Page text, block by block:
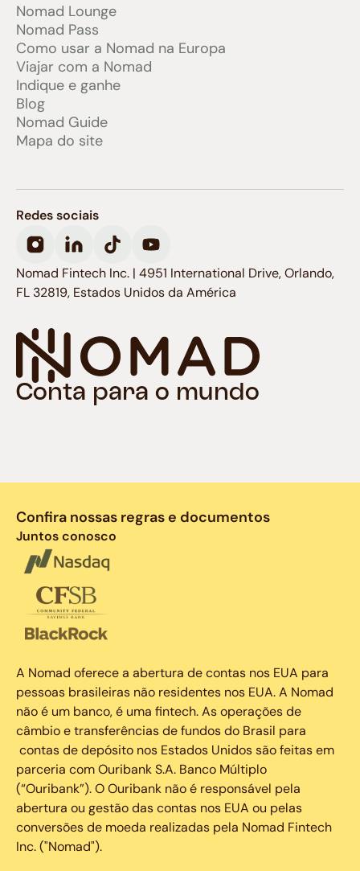
Nomad Lounge
Nomad Pass
Como usar a Nomad na Europa
Viajar com a Nomad
Indique e ganhe
Blog
Nomad Guide
Mapa do site
Conta para o mundo
Redes sociais
Nomad Fintech Inc. | 4951 International Drive, Orlando,
FL 32819, Estados Unidos da América
Confira nossas regras e documentos
Juntos conosco
A Nomad oferece a abertura de contas nos EUA para
pessoas brasileiras não residentes nos EUA. A Nomad
não é um banco, é uma fintech. As operações de
câmbio e transferências de fundos do Brasil para
contas de depósito nos Estados Unidos são feitas em
parceria com Ouribank S.A. Banco Múltiplo
(“Ouribank”). O Ouribank não é responsável pela
abertura ou gestão das contas nos EUA ou pelas
conversões de moeda realizadas pela Nomad Fintech
Inc. ("Nomad").